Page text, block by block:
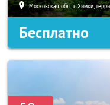
Московская обл., г. Химки,
Бесплатно